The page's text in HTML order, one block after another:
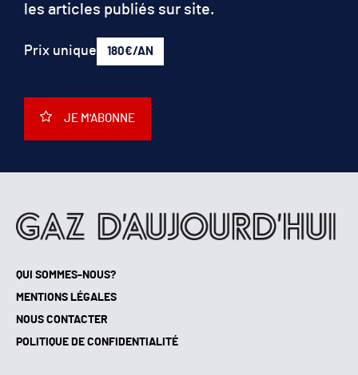
QUI SOMMES-NOUS?
MENTIONS LÉGALES
NOUS CONTACTER
POLITIQUE DE CONFIDENTIALITÉ
les articles publiés sur site.
Prix unique 180€/AN
JE M'ABONNE